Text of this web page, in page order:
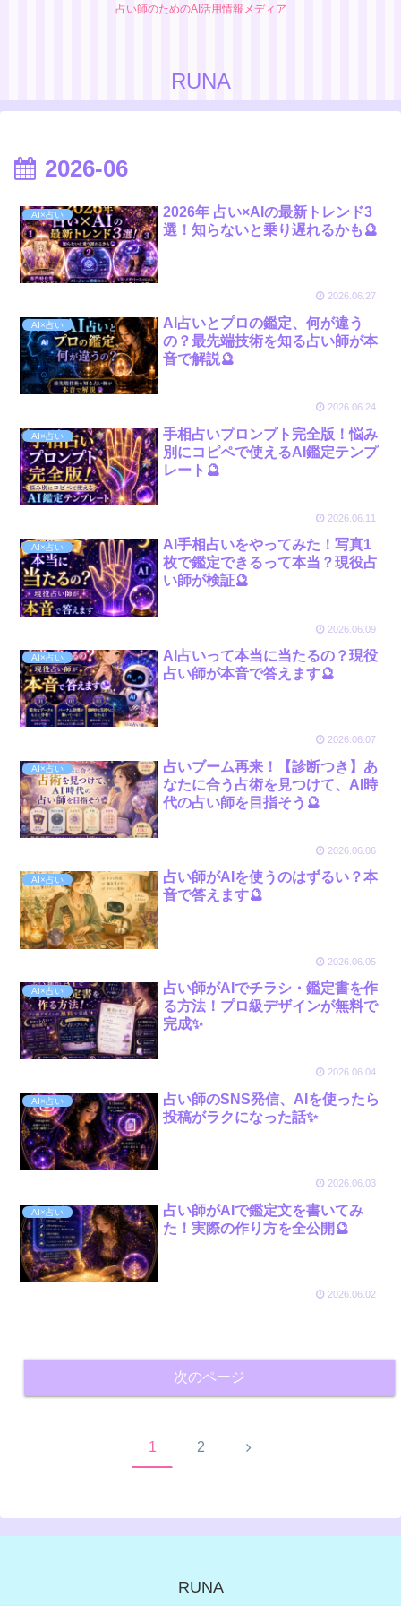
占い師のためのAI活用情報メディア
RUNA
2026-06
AI×占い
2026年 占い×AIの最新トレンド3
選！知らないと乗り遅れるかも🔮
2026.06.27
AI×占い
AI占いとプロの鑑定、何が違う
の？最先端技術を知る占い師が本
音で解説🔮
2026.06.24
AI×占い
手相占いプロンプト完全版！悩み
別にコピペで使えるAI鑑定テンプ
レート🔮
2026.06.11
AI×占い
AI手相占いをやってみた！写真1
枚で鑑定できるって本当？現役占
い師が検証🔮
2026.06.09
AI×占い
AI占いって本当に当たるの？現役
占い師が本音で答えます🔮
2026.06.07
AI×占い
占いブーム再来！【診断つき】あ
なたに合う占術を見つけて、AI時
代の占い師を目指そう🔮
2026.06.06
AI×占い
占い師がAIを使うのはずるい？本
音で答えます🔮
2026.06.05
AI×占い
占い師がAIでチラシ・鑑定書を作
る方法！プロ級デザインが無料で
完成✨
2026.06.04
AI×占い
占い師のSNS発信、AIを使ったら
投稿がラクになった話✨
2026.06.03
AI×占い
占い師がAIで鑑定文を書いてみ
た！実際の作り方を全公開🔮
2026.06.02
次のページ
1 2 次
RUNA